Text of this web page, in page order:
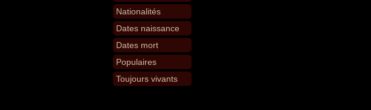
Nationalités
Dates naissance
Dates mort
Populaires
Toujours vivants